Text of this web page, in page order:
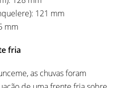
121 mm
mm
fria
as chuvas foram